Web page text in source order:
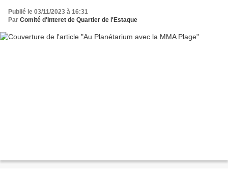
Publié le 03/11/2023 à 16:31
Par Comité d'Interet de Quartier de l'Estaque